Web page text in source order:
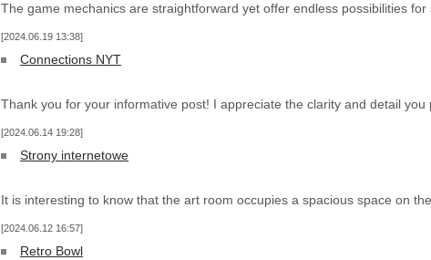
The game mechanics are straightforward yet offer endless possibilities
2024.06.19 13:38
Connections NYT
Thank you for your informative post! I appreciate the clarity and detail you
2024.06.14 19:28
Strony internetowe
It is interesting to know that the art room occupies a spacious space on
2024.06.12 16:57
Retro Bowl